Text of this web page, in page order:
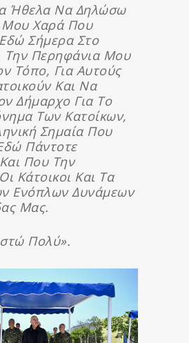
Ήθελα Να Δηλώσω
Μου Χαρά Που
Σήμερα Στο
Την Περηφάνια Μου
Τόπο, Για Αυτούς
Και Να
Δήμαρχο Για Το
Των Κατοίκων,
Σημαία Που
Πάντοτε
Που Την
Κάτοικοι Και Τα
Ενόπλων Δυνάμεων
Μας.
Πολύ».